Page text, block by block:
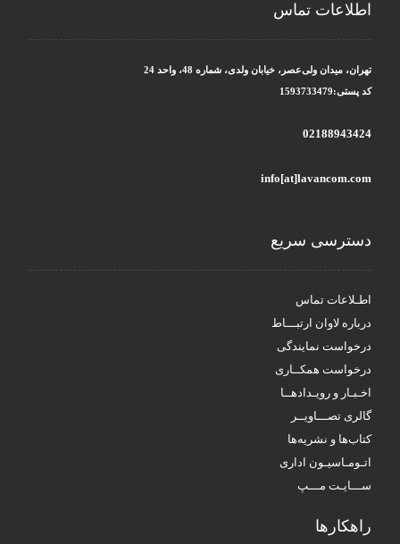
اطلاعات تماس
تهران، میدان ولی‌عصر، خیابان ولدی، شماره 48، واحد 24
کد پستی:1593733479
02188943424
info[at]lavancom.com
دسترسی سریع
اطـلاعات تماس
درباره لاوان ارتبـــاط
درخواست نمایندگی
درخواست همکــاری
اخـبـار و رویـدادهــا
گالری تصـــاویــر
کتاب‌ها و نشریه‌ها
اتـومـاسیـون اداری
ســـایـت مـــپ
راهکار‌ها